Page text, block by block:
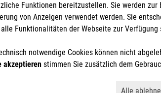
Malteser in Deutschland
Malteserorden
Funktionen bereitzustellen. Sie werden
von Anzeigen verwendet werden. Sie
Funktionalitäten der Webseite zur
notwendige Cookies können nicht
akzeptieren stimmen Sie zusätzlich dem
Alle